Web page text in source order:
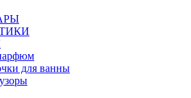
для ванны